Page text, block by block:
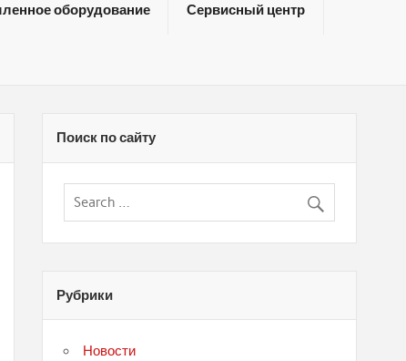
оборудование Сервисный центр
Поиск по сайту
Рубрики
Новости